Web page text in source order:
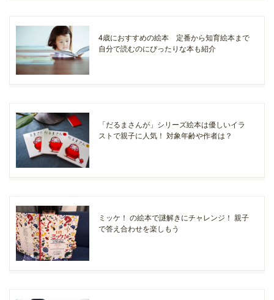
4歳におすすめの絵本 定番から知育絵本まで
自分で読むのにぴったりな本も紹介
「だるまさんが」シリーズ絵本は優しいイラ
ストで親子に人気！ 対象年齢や作者は？
ミッケ！ の絵本で謎解きにチャレンジ！ 親子
で答え合わせを楽しもう